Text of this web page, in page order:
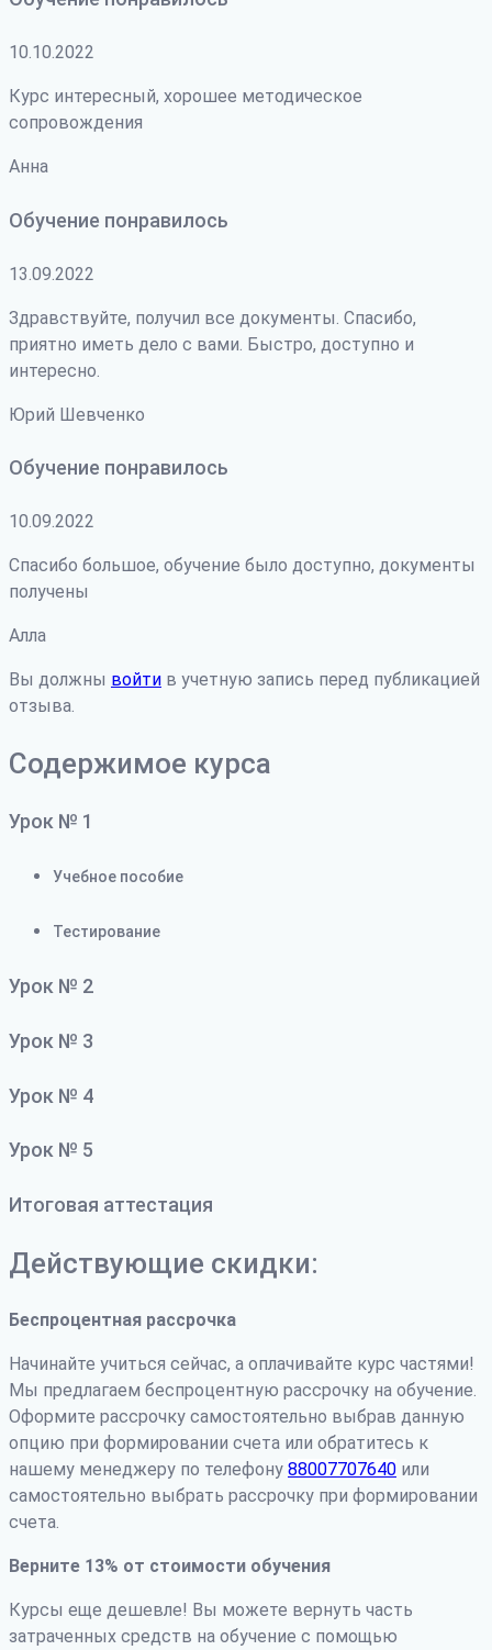
10.10.2022
Курс интересный, хорошее методическое
сопровождения
Анна
Обучение понравилось
13.09.2022
Здравствуйте, получил все документы. Спасибо,
приятно иметь дело с вами. Быстро, доступно и
интересно.
Юрий Шевченко
Обучение понравилось
10.09.2022
Спасибо большое, обучение было доступно, документы
получены
Алла
Вы должны войти в учетную запись перед публикацией
отзыва.
Содержимое курса
Урок № 1
Учебное пособие
Тестирование
Урок № 2
Урок № 3
Урок № 4
Урок № 5
Итоговая аттестация
Действующие скидки:
Беспроцентная рассрочка
Начинайте учиться сейчас, а оплачивайте курс частями!
Мы предлагаем беспроцентную рассрочку на обучение.
Оформите рассрочку самостоятельно выбрав данную
опцию при формировании счета или обратитесь к
нашему менеджеру по телефону 88007707640 или
самостоятельно выбрать рассрочку при формировании
счета.
Верните 13% от стоимости обучения
Курсы еще дешевле! Вы можете вернуть часть
затраченных средств на обучение с помощью